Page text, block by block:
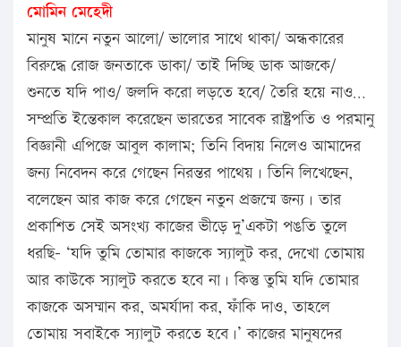
মোমিন মেহেদী
মানুষ মানে নতুন আলো/ ভালোর সাথে থাকা/ অন্ধকারের
বিরুদ্ধে রোজ জনতাকে ডাকা/ তাই দিচ্ছি ডাক আজকে/
শুনতে যদি পাও/ জলদি করো লড়তে হবে/ তৈরি হয়ে নাও…
সম্প্রতি ইন্তেকাল করেছেন ভারতের সাবেক রাষ্ট্রপতি ও পরমানু
বিজ্ঞানী এপিজে আবুল কালাম; তিনি বিদায় নিলেও আমাদের
জন্য নিবেদন করে গেছেন নিরন্তর পাথেয়। তিনি লিখেছেন,
বলেছেন আর কাজ করে গেছেন নতুন প্রজন্মে জন্য। তার
প্রকাশিত সেই অসংখ্য কাজের ভীড়ে দু’একটা পঙতি তুলে
ধরছি- ‘যদি তুমি তোমার কাজকে স্যালুট কর, দেখো তোমায়
আর কাউকে স্যালুট করতে হবে না। কিন্তু তুমি যদি তোমার
কাজকে অসম্মান কর, অমর্যাদা কর, ফাঁকি দাও, তাহলে
তোমায় সবাইকে স্যালুট করতে হবে।’ কাজের মানুষদের